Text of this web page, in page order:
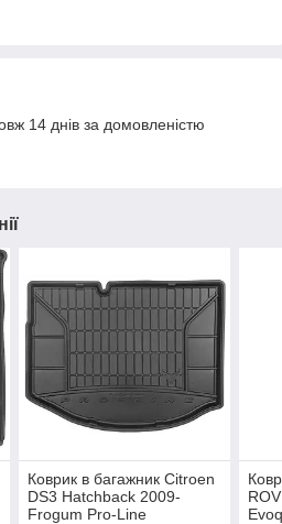
14 днів за домовленістю
Коврик в багажник Citroen
DS3 Hatchback 2009-
Frogum Pro-Line